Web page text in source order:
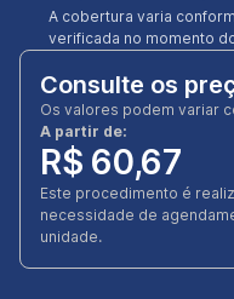
A cobertura varia
verificada no momento
Consulte os
Os valores podem variar
A partir de:
R$ 60,67
Este procedimento é
necessidade de
unidade.